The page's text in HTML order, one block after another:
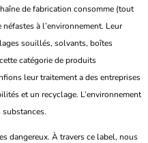
de fabrication consomme (tout
à l’environnement. Leur
souillés, solvants, boîtes
catégorie de produits
leur traitement a des entreprises
et un recyclage. L’environnement
dangereux. À travers ce label, nous